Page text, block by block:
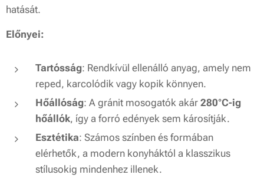
hatását.
Előnyei:
Tartósság: Rendkívül ellenálló anyag, amely nem
reped, karcolódik vagy kopik könnyen.
Hőállóság: A gránit mosogatók akár 280°C-ig
hőállók, így a forró edények sem károsítják.
Esztétika: Számos színben és formában
elérhetők, a modern konyháktól a klasszikus
stílusokig mindenhez illenek.